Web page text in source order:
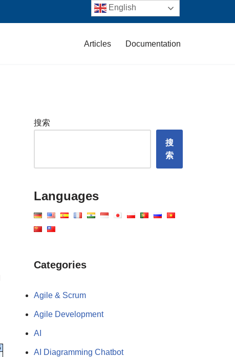
Articles Documentation
搜索
搜
索
Languages
Categories
Agile & Scrum
Agile Development
AI
AI Diagramming Chatbot
English